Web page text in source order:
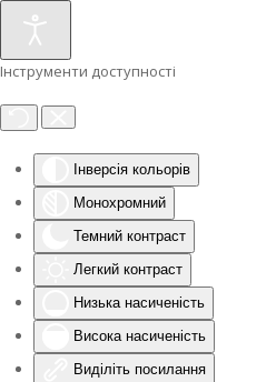
Інструменти доступності
Інверсія кольорів
Монохромний
Темний контраст
Легкий контраст
Низька насиченість
Висока насиченість
Виділіть посилання